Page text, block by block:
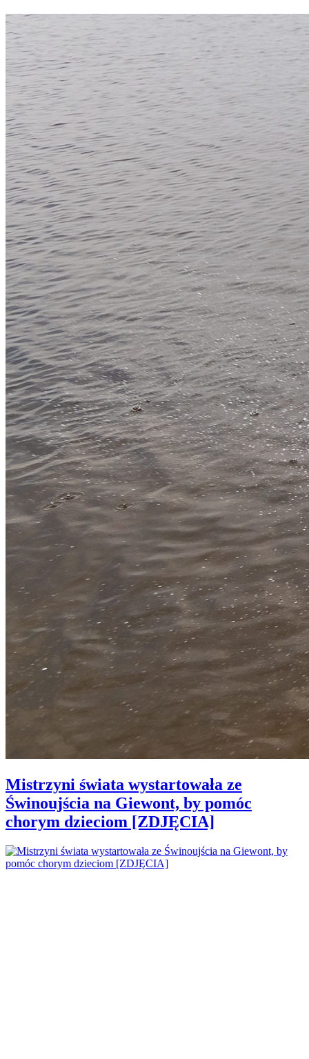
Mistrzyni świata wystartowała ze
Świnoujścia na Giewont, by pomóc
chorym dzieciom [ZDJĘCIA]